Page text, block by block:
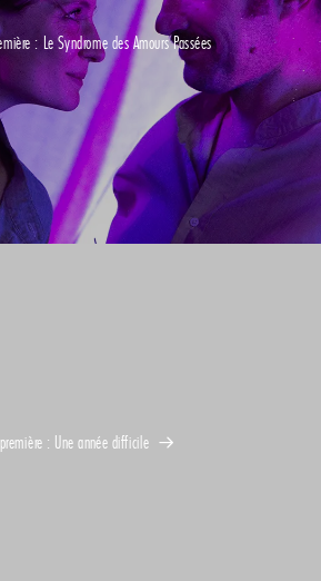
: Le Syndrome des Amours Passées
: Une année difficile